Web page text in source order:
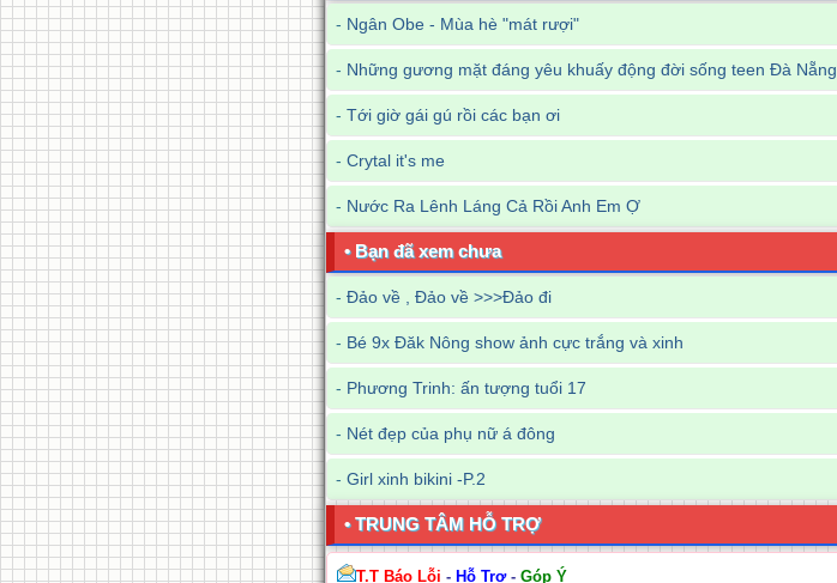
- Ngân Obe - Mùa hè "mát rượi"
- Những gương mặt đáng yêu khuấy động đời sống teen Đà Nẵng
- Tới giờ gái gú rồi các bạn ơi
- Crytal it's me
- Nước Ra Lênh Láng Cả Rồi Anh Em Ợ
• Bạn đã xem chưa
- Đảo về , Đảo về >>>Đảo đi
- Bé 9x Đăk Nông show ảnh cực trắng và xinh
- Phương Trinh: ấn tượng tuổi 17
- Nét đẹp của phụ nữ á đông
- Girl xinh bikini -P.2
• TRUNG TÂM HỖ TRỢ
T.T Báo Lỗi - Hỗ Trợ- Góp Ý